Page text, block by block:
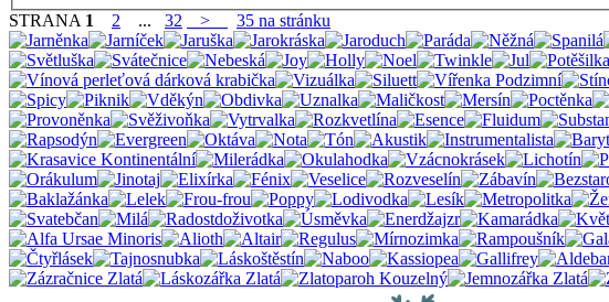
STRANA 1 2 ... 32 > 35 na stránku